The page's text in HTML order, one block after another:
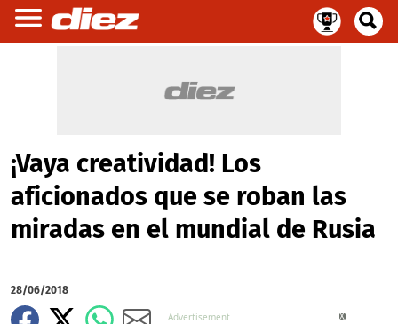
¡Vaya creatividad! Los
aficionados que se roban las
miradas en el mundial de Rusia
28/06/2018
X